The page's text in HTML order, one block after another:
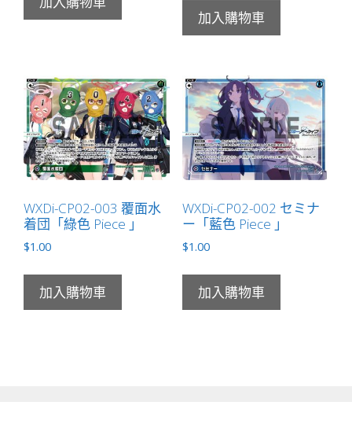
加入購物車
WXDi-CP02-003 覆面水
着団「綠色 Piece 」
$1.00
加入購物車
WXDi-CP02-002 セミナ
ー「藍色 Piece 」
$1.00
加入購物車